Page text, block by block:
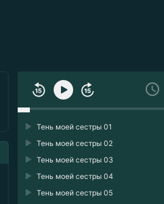
Тень моей сестры 01
Тень моей сестры 02
Тень моей сестры 03
Тень моей сестры 04
Тень моей сестры 05